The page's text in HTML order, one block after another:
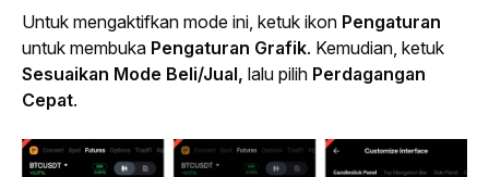
Untuk mengaktifkan mode ini, ketuk ikon Pengaturan
untuk membuka Pengaturan Grafik
Sesuaikan Mode Beli/Jual, lalu pilih Perdagangan
Cepat.